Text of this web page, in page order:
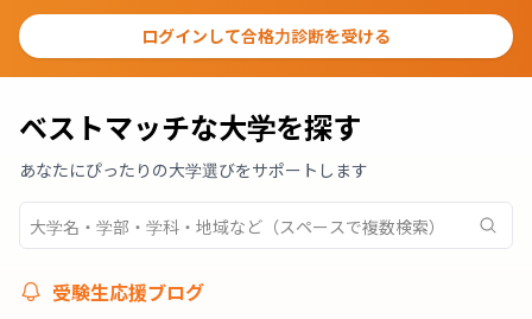
ログインして合格力診断を受ける
ベストマッチな大学を探す
あなたにぴったりの大学選びをサポートします
受験生応援ブログ